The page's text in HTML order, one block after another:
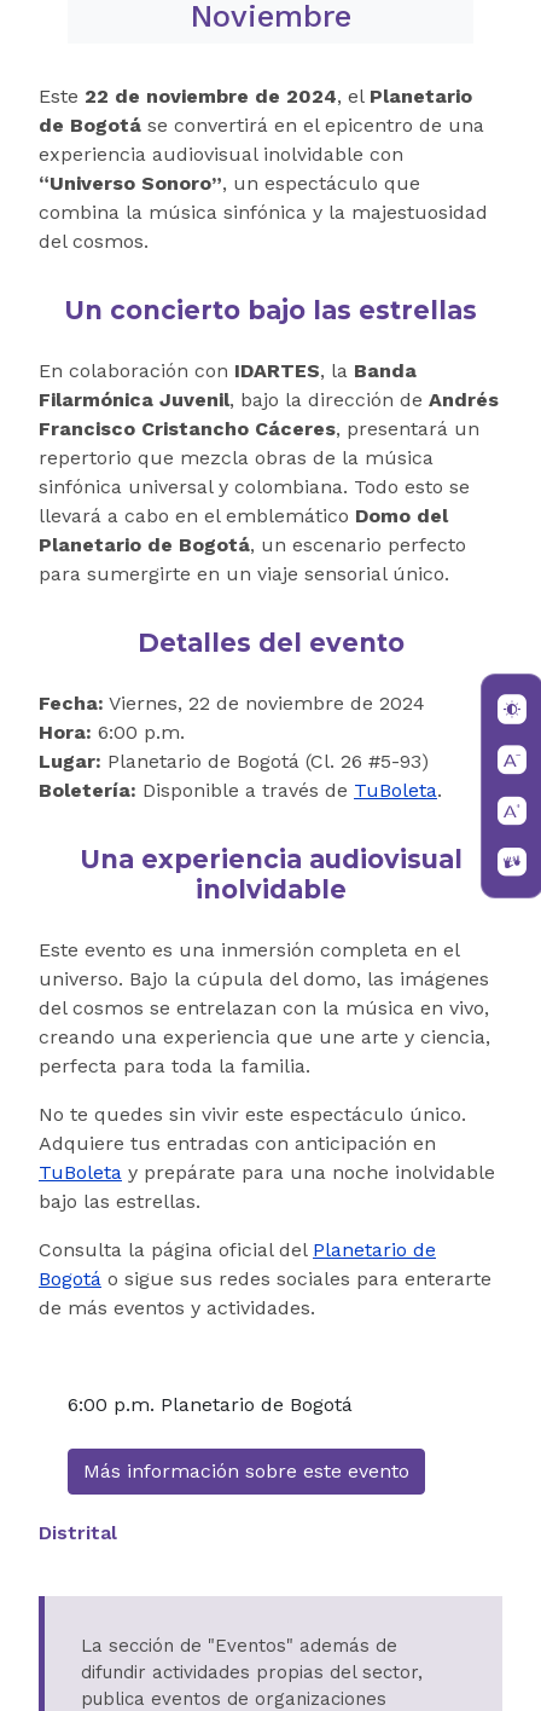
Noviembre
Este 22 de noviembre de 2024, el Planetario
de Bogotá se convertirá en el epicentro de una
experiencia audiovisual inolvidable con
“Universo Sonoro”, un espectáculo que
combina la música sinfónica y la majestuosidad
del cosmos.
Un concierto bajo las estrellas
En colaboración con IDARTES, la Banda
Filarmónica Juvenil, bajo la dirección de Andrés
Francisco Cristancho Cáceres, presentará un
repertorio que mezcla obras de la música
sinfónica universal y colombiana. Todo esto se
llevará a cabo en el emblemático Domo del
Planetario de Bogotá, un escenario perfecto
para sumergirte en un viaje sensorial único.
Detalles del evento
Fecha: Viernes, 22 de noviembre de 2024
Hora: 6:00 p.m.
Lugar: Planetario de Bogotá (Cl. 26 #5-93)
Boletería: Disponible a través de TuBoleta.
Una experiencia audiovisual
inolvidable
Este evento es una inmersión completa en el
universo. Bajo la cúpula del domo, las imágenes
del cosmos se entrelazan con la música en vivo,
creando una experiencia que une arte y ciencia,
perfecta para toda la familia.
No te quedes sin vivir este espectáculo único.
Adquiere tus entradas con anticipación en
TuBoleta y prepárate para una noche inolvidable
bajo las estrellas.
Consulta la página oficial del Planetario de
Bogotá o sigue sus redes sociales para enterarte
de más eventos y actividades.
6:00 p.m. Planetario de Bogotá
Más información sobre este evento
Distrital
La sección de "Eventos" además de
difundir actividades propias del sector,
publica eventos de organizaciones